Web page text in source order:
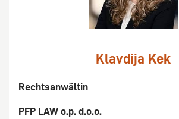
Klavdija Kek
Rechtsanwältin
PFP LAW o.p. d.o.o.